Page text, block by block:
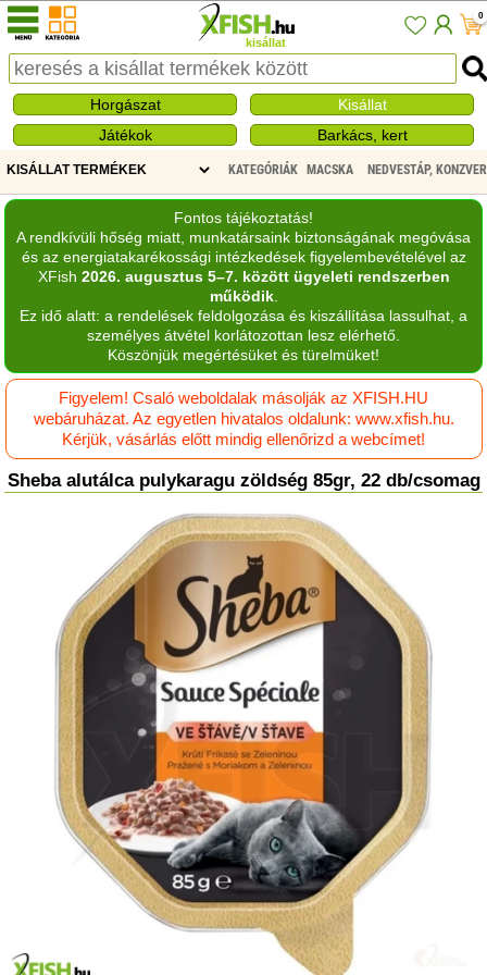
kisállat
0
Horgászat
Kisállat
Játékok
Barkács, kert
KATEGÓRIÁK MACSKA NEDVESTÁP,
Fontos tájékoztatás!
A rendkívüli hőség miatt, munkatársaink biztonságának megóvása
és az energiatakarékossági intézkedések figyelembevételével az
XFish 2026. augusztus 5–7. között ügyeleti rendszerben
működik.
Ez idő alatt: a rendelések feldolgozása és kiszállítása lassulhat, a
személyes átvétel korlátozottan lesz elérhető.
Köszönjük megértésüket és türelmüket!
Figyelem! Csaló weboldalak másolják az XFISH.HU
webáruházat. Az egyetlen hivatalos oldalunk: www.xfish.hu.
Kérjük, vásárlás előtt mindig ellenőrizd a webcímet!
Sheba alutálca pulykaragu zöldség 85gr, 22 db/csomag